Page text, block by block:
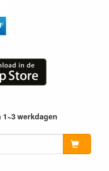
werkdagen